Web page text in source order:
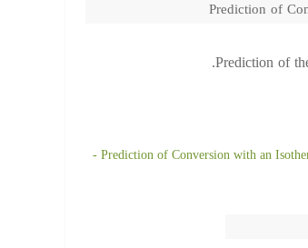
Prediction of
Prediction of
دانلود رایگان کد و پروژه آماده Prediction of Conversion with an Isothermal Axially-Dispersed Plug Flow Reactor -